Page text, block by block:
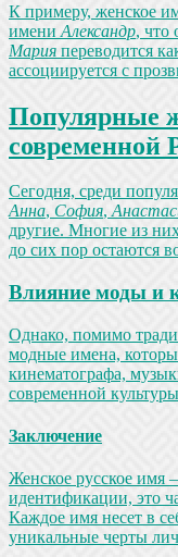
К примеру, женское
имени Александр, что
Мария переводится
ассоциируется с
Популярные
современной
Сегодня, среди
Анна, София,
другие. Многие из
до сих пор остаются
Влияние моды и
Однако, помимо
модные имена,
кинематографа,
современной
Заключение
Женское русское имя
идентификации, это
Каждое имя несет в
уникальные черты